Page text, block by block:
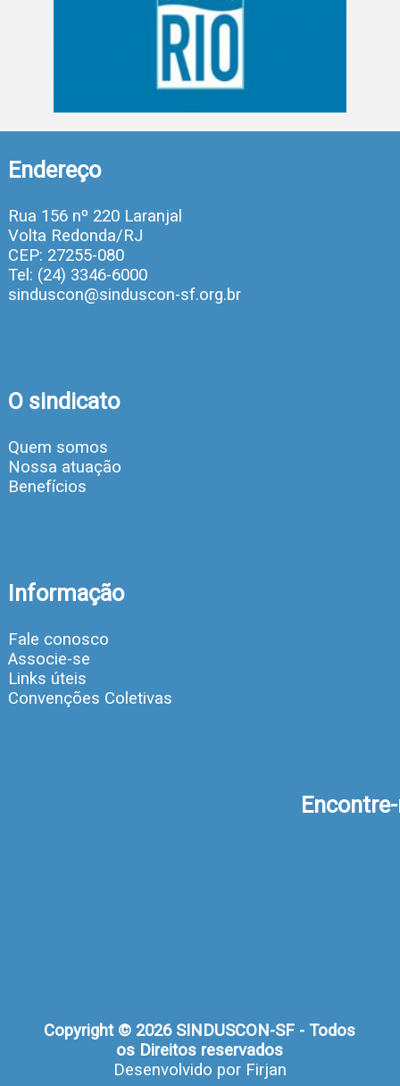
Endereço
Rua 156 nº 220 Laranjal
Volta Redonda/RJ
CEP: 27255-080
Tel: (24) 3346-6000
sinduscon@sinduscon-sf.org.br
O sindicato
Quem somos
Nossa atuação
Benefícios
Informação
Fale conosco
Associe-se
Links úteis
Convenções Coletivas
Copyright © 2026 SINDUSCON-SF - Todos
os Direitos reservados
Desenvolvido por Firjan